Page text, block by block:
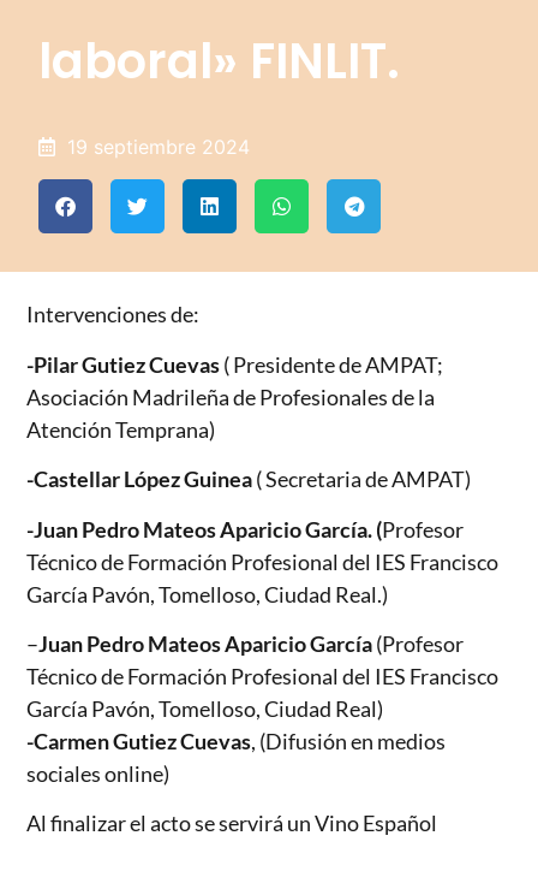
laboral» FINLIT.
19 septiembre 2024
Intervenciones de:
-Pilar Gutiez Cuevas( Presidente de AMPAT;
Asociación Madrileña de Profesionales de la
Atención Temprana)
-Castellar López Guinea( Secretaria de AMPAT)
-Juan Pedro Mateos Aparicio García. (Profesor
Técnico de Formación Profesional del IES Francisco
García Pavón, Tomelloso, Ciudad Real.)
–Juan Pedro Mateos Aparicio García(Profesor
Técnico de Formación Profesional del IES Francisco
García Pavón, Tomelloso, Ciudad Real)
-Carmen Gutiez Cuevas, (Difusión en medios
sociales online)
Al finalizar el acto se servirá un Vino Español